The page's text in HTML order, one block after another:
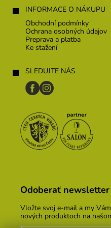
INFORMACE O NÁKUPU
Obchodní podmínky
Ochrana osobných údajov
Preprava a platba
Ke stažení
SLEDUJTE NÁS
Odoberať newsletter
Vložte svoj e-mail a my
nových produktoch na